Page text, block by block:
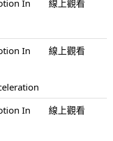
In
線上觀看
In
線上觀看
In
線上觀看